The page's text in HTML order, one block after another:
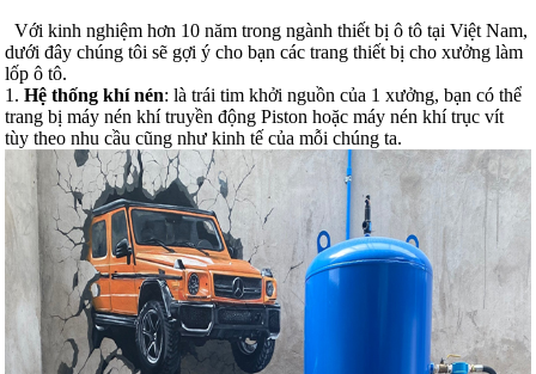
Với kinh nghiệm hơn 10 năm trong ngành thiết bị ô tô tại Việt Nam,
dưới đây chúng tôi sẽ gợi ý cho bạn các trang thiết bị cho xưởng làm
lốp ô tô.
1.Hệ thống khí nén: là trái tim khởi nguồn của 1 xưởng, bạn có thể
trang bị máy nén khí truyền động Piston hoặc máy nén khí trục vít
tùy theo nhu cầu cũng như kinh tế của mỗi chúng ta.